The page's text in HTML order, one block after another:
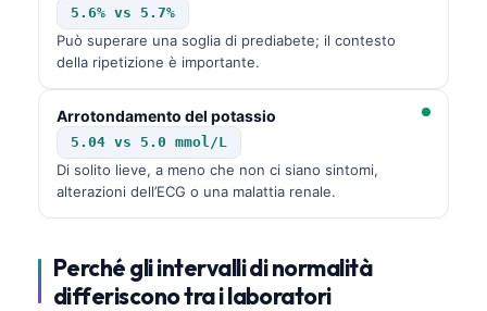
5.6% vs 5.7%
Può superare una soglia di prediabete; il contesto
della ripetizione è importante.
Arrotondamento del potassio
5.04 vs 5.0 mmol/L
Di solito lieve, a meno che non ci siano sintomi,
alterazioni dell’ECG o una malattia renale.
Perché gli intervalli di normalità
differiscono tra i laboratori
Occitan
Монгол
ພາສາລາວ
Cebuano
ئۇيغۇرچە